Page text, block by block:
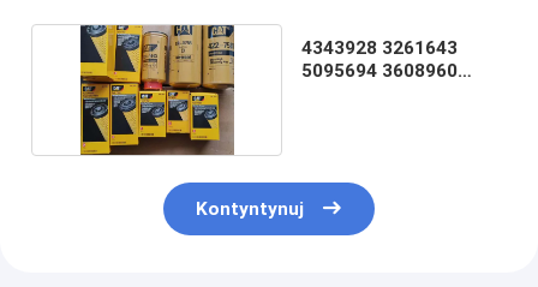
4343928 3261643
5095694 3608960
Kontyntynuj